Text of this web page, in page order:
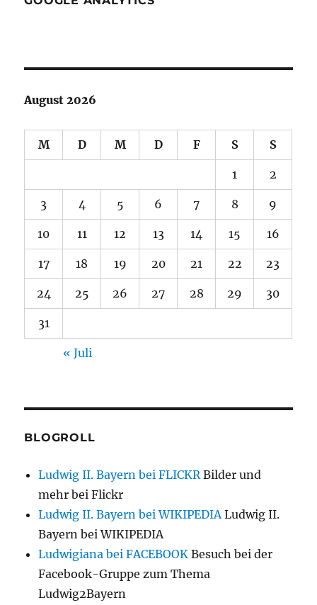
August 2026
M D M D F S S
1 2
3 4 5 6 7 8 9
10 11 12 13 14 15 16
17 18 19 20 21 22 23
24 25 26 27 28 29 30
31
« Juli
BLOGROLL
Ludwig II. Bayern bei FLICKR Bilder und
mehr bei Flickr
Ludwig II. Bayern bei WIKIPEDIA Ludwig II.
Bayern bei WIKIPEDIA
Ludwigiana bei FACEBOOK Besuch bei der
Facebook-Gruppe zum Thema
Ludwig2Bayern